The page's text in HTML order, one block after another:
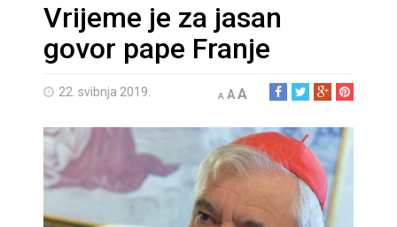
Vrijeme je za jasan
govor pape Franje
22. svibnja 2019. A AA